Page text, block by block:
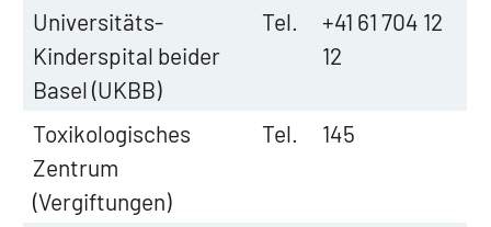
Universitäts-
Kinderspital beider
Basel (UKBB)
Tel.
+41 61 704 12
12
Toxikologisches
Zentrum
(Vergiftungen)
Tel. 145